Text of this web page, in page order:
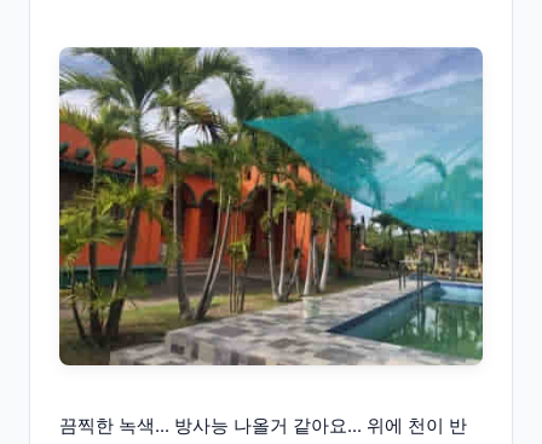
끔찍한 녹색... 방사능 나올거 같아요... 위에 천이 반